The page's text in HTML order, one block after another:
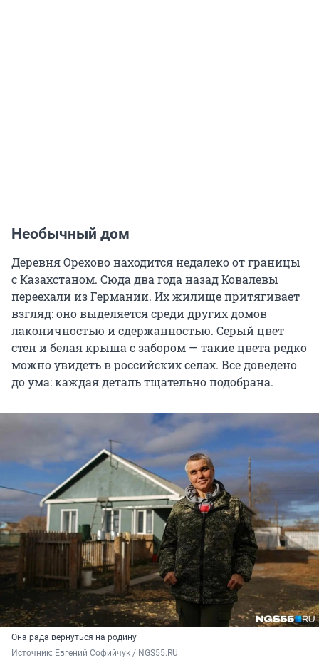
Необычный дом
Деревня Орехово находится недалеко от границы
с Казахстаном. Сюда два года назад Ковалевы
переехали из Германии. Их жилище притягивает
взгляд: оно выделяется среди других домов
лаконичностью и сдержанностью. Серый цвет
стен и белая крыша с забором — такие цвета редко
можно увидеть в российских селах. Все доведено
до ума: каждая деталь тщательно подобрана.
Она рада вернуться на родину
Источник: Евгений Софийчук / NGS55.RU